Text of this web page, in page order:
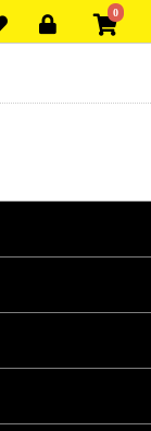
0